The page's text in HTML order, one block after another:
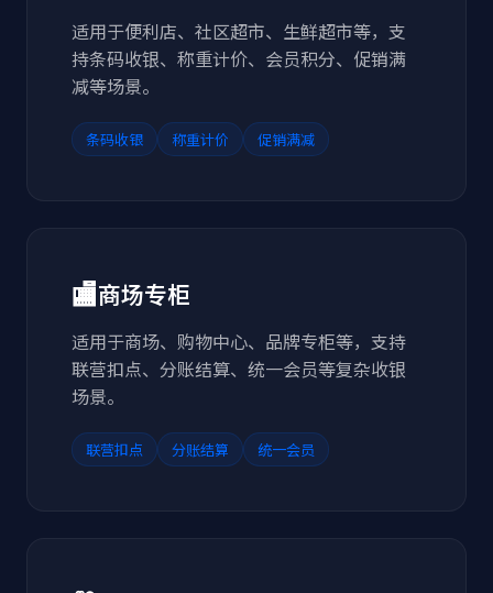
适用于便利店、社区超市、生鲜超市等，支
持条码收银、称重计价、会员积分、促销满
减等场景。
条码收银 称重计价 促销满减
🏬商场专柜
适用于商场、购物中心、品牌专柜等，支持
联营扣点、分账结算、统一会员等复杂收银
场景。
联营扣点 分账结算 统一会员